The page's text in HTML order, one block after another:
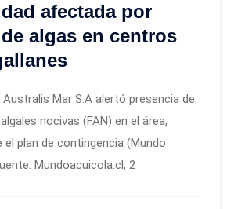
afectada por
algas en centros
Mar S.A alertó presencia de
nocivas (FAN) en el área,
el plan de contingencia (Mundo
Mundoacuicola.cl, 2